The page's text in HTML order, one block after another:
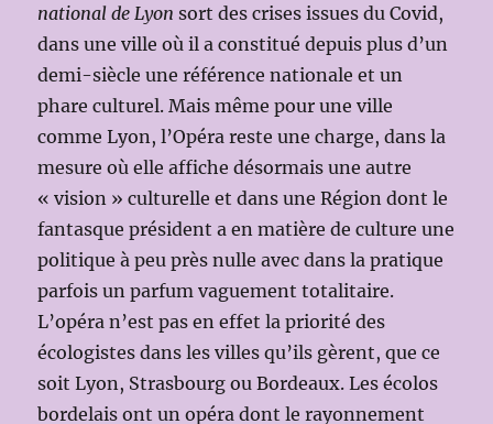
national de Lyonsort des crises issues du Covid,
dans une ville où il a constitué depuis plus d’un
demi-siècle une référence nationale et un
phare culturel. Mais même pour une ville
comme Lyon, l’Opéra reste une charge, dans la
mesure où elle affiche désormais une autre
« vision » culturelle et dans une Région dont le
fantasque président a en matière de culture une
politique à peu près nulle avec dans la pratique
parfois un parfum vaguement totalitaire.
L’opéra n’est pas en effet la priorité des
écologistes dans les villes qu’ils gèrent, que ce
soit Lyon, Strasbourg ou Bordeaux. Les écolos
bordelais ont un opéra dont le rayonnement